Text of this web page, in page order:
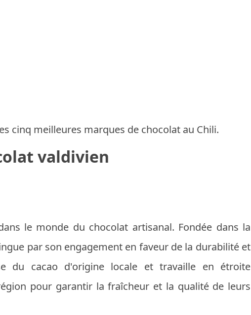
cinq meilleures marques de chocolat au Chili.
valdivien
le monde du chocolat artisanal. Fondée dans la
par son engagement en faveur de la durabilité et
du cacao d'origine locale et travaille en étroite
pour garantir la fraîcheur et la qualité de leurs